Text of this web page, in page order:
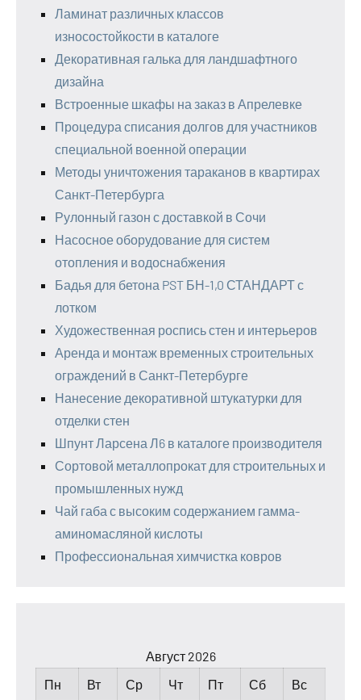
Ламинат различных классов
износостойкости в каталоге
Декоративная галька для ландшафтного
дизайна
Встроенные шкафы на заказ в Апрелевке
Процедура списания долгов для участников
специальной военной операции
Методы уничтожения тараканов в квартирах
Санкт-Петербурга
Рулонный газон с доставкой в Сочи
Насосное оборудование для систем
отопления и водоснабжения
Бадья для бетона PST БН-1,0 СТАНДАРТ с
лотком
Художественная роспись стен и интерьеров
Аренда и монтаж временных строительных
ограждений в Санкт-Петербурге
Нанесение декоративной штукатурки для
отделки стен
Шпунт Ларсена Л6 в каталоге производителя
Сортовой металлопрокат для строительных и
промышленных нужд
Чай габа с высоким содержанием гамма-
аминомасляной кислоты
Профессиональная химчистка ковров
Август 2026
Пн
Вт Ср Чт Пт Сб Вс